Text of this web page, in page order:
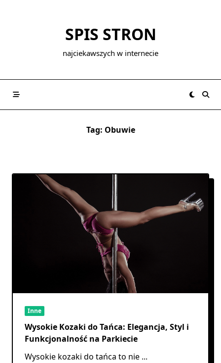
SPIS STRON
najciekawszych w internecie
Tag: Obuwie
Inne
Wysokie Kozaki do Tańca: Elegancja, Styl i
Funkcjonalność na Parkiecie
Wysokie kozaki do tańca to nie ...